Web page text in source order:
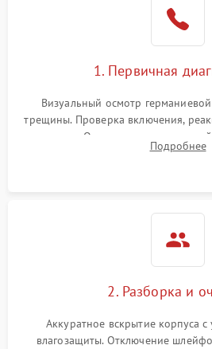
1. Первичная
Визуальный осмотр
трещины. Проверка включения,
зарядки. Оценка вывода
проверка базовых функций и
Подробнее
2. Разборка и
Аккуратное вскрытие корпуса
влагозащиты. Отключение